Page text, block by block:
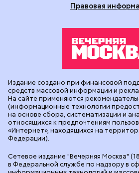
Правовая
Сетевое издание "Вечерняя Москва"
в Федеральной службе по надзору в
Издание создано при финансовой
средств массовой информации и
На сайте применяются
(информационные технологии
на основе сбора, систематизации и
относящихся к предпочтениям
«Интернет», находящихся на
Федерации).